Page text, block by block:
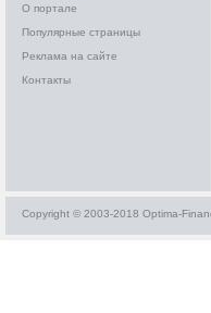
О портале
Популярные страницы
Реклама на сайте
Контакты
Copyright © 2003-2018 Optima-